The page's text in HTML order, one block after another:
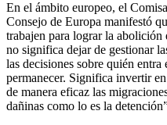
En el ámbito europeo, el
Consejo de Europa manifestó
trabajen para lograr la abolición
no significa dejar de gestionar
las decisiones sobre quién
permanecer. Significa invertir
de manera eficaz las
dañinas como lo es la